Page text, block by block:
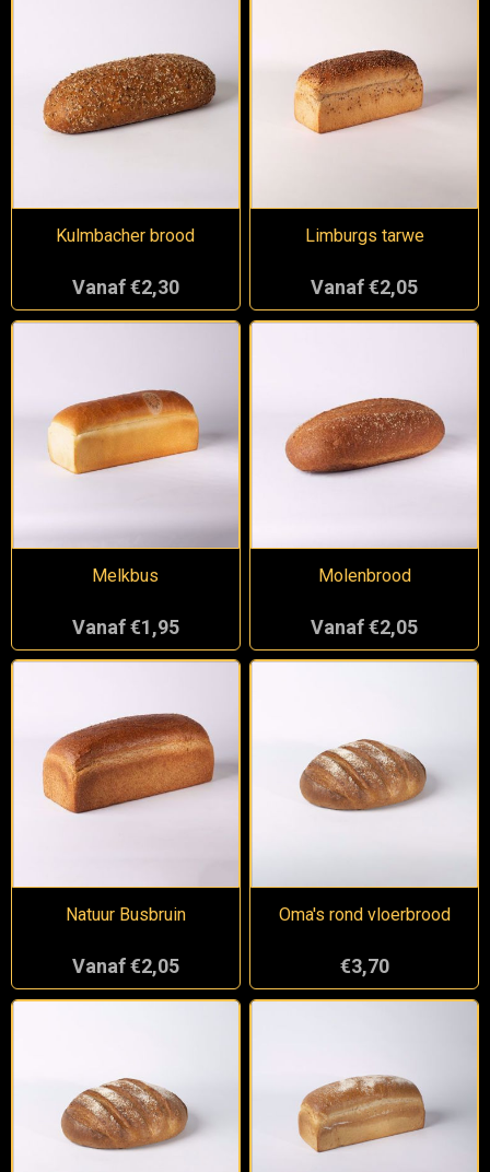
Kulmbacher brood
Vanaf €2,30
Limburgs tarwe
Vanaf €2,05
Melkbus
Vanaf €1,95
Molenbrood
Vanaf €2,05
Natuur Busbruin
Vanaf €2,05
Oma's rond vloerbrood
€3,70